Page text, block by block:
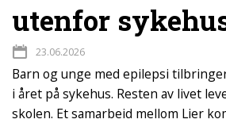
utenfor
23.06.2026
Barn og unge med epilepsi
i året på sykehus. Resten av livet
skolen. Et samarbeid mellom Lier